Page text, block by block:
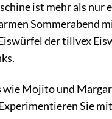
ist mehr als nur
Sommerabend
der tillvex
wie Mojito und
Sie